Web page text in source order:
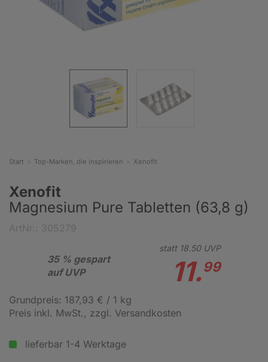
Start Top-Marken, die inspirieren Xenofit
Xenofit
Magnesium Pure Tabletten (63,8 g)
35 % gespart
auf UVP
statt 18.50UVP
11.99
Grundpreis: 187,93 € / 1 kg
Preis inkl. MwSt., zzgl. Versandkosten
lieferbar 1-4 Werktage